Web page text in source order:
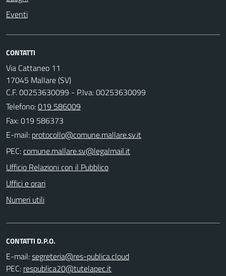
Eventi
CONTATTI
Via Cattaneo 11
17045 Mallare (SV)
C.F. 00253630099 - P.Iva: 00253630099
Telefono:019 586009
Fax: 019 586373
E-mail:
PEC:
Ufficio Relazioni con il Pubblico
Uffici e orari
Numeri utili
CONTATTI D.P.O.
E-mail:
PEC: